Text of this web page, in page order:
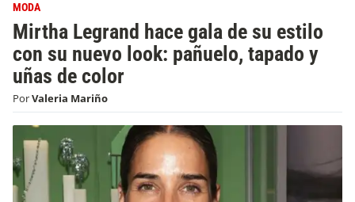
MODA
Mirtha Legrand hace gala de su estilo
con su nuevo look: pañuelo, tapado y
uñas de color
PorValeria Mariño